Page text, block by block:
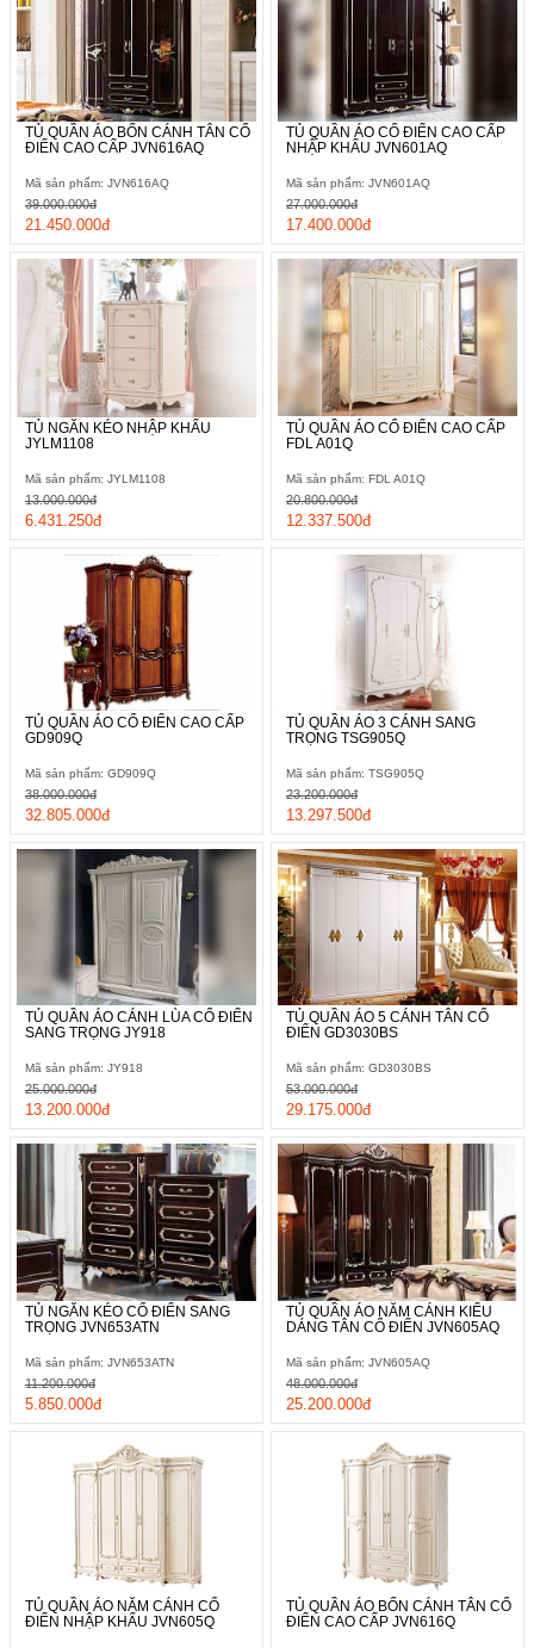
TỦ QUẦN ÁO BỐN CÁNH TÂN CỔ
ĐIỂN CAO CẤP JVN616AQ
Mã sản phẩm: JVN616AQ
21.450.000đ
39.000.000đ
TỦ QUẦN ÁO CỔ ĐIỂN CAO CẤP
NHẬP KHẨU JVN601AQ
Mã sản phẩm: JVN601AQ
17.400.000đ
27.000.000đ
TỦ NGĂN KÉO NHẬP KHẨU
JYLM1108
Mã sản phẩm: JYLM1108
6.431.250đ
13.000.000đ
TỦ QUẦN ÁO CỔ ĐIỂN CAO CẤP
FDL A01Q
Mã sản phẩm: FDL A01Q
12.337.500đ
20.800.000đ
TỦ QUẦN ÁO CỔ ĐIỂN CAO CẤP
GD909Q
Mã sản phẩm: GD909Q
32.805.000đ
38.000.000đ
TỦ QUẦN ÁO 3 CÁNH SANG
TRỌNG TSG905Q
Mã sản phẩm: TSG905Q
13.297.500đ
23.200.000đ
TỦ QUẦN ÁO CÁNH LÙA CỔ ĐIỂN
SANG TRỌNG JY918
Mã sản phẩm: JY918
13.200.000đ
25.000.000đ
TỦ QUẦN ÁO 5 CÁNH TÂN CỔ
ĐIỂN GD3030BS
Mã sản phẩm: GD3030BS
29.175.000đ
53.000.000đ
TỦ NGĂN KÉO CỔ ĐIỂN SANG
TRỌNG JVN653ATN
Mã sản phẩm: JVN653ATN
5.850.000đ
11.200.000đ
TỦ QUẦN ÁO NĂM CÁNH KIỂU
DÁNG TÂN CỔ ĐIỂN JVN605AQ
Mã sản phẩm: JVN605AQ
25.200.000đ
48.000.000đ
TỦ QUẦN ÁO NĂM CÁNH CỔ
ĐIỂN NHẬP KHẨU JVN605Q
TỦ QUẦN ÁO BỐN CÁNH TÂN CỔ
ĐIỂN CAO CẤP JVN616Q